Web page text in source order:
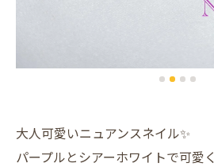
大人可愛いニュアンスネイル✨️
パープルとシアーホワイトで可愛